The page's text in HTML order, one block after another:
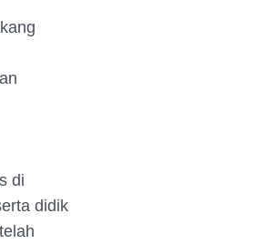
di
didik